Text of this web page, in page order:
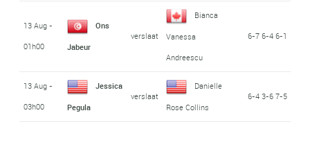
13 Aug -
01h00
Ons
Jabeur
verslaat
Bianca
Vanessa
Andreescu
6-7 6-4 6-1
13 Aug -
03h00
Jessica
Pegula
verslaat
Danielle
Rose Collins
6-4 3-6 7-5